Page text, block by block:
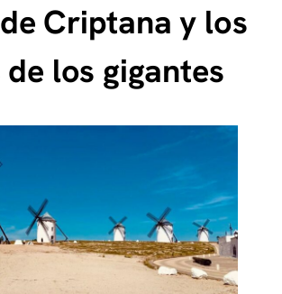
Criptana y los
los gigantes